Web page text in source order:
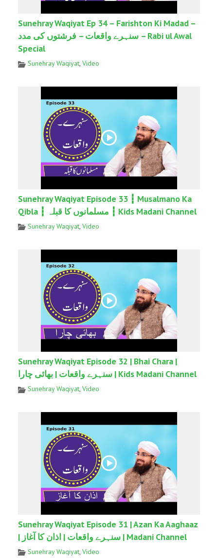
Sunehray Waqiyat Ep 34 – Farishton Ki Madad –
سنہرے واقعات – فرشتوں کی مدد – Rabi ul Awal
Special
Sunehray Waqiyat, Video
Sunehray Waqiyat Episode 33 ┇ Musalmano Ka
Qibla ┇ مسلمانوں کا قبلہ ┇ Kids Madani Channel
Sunehray Waqiyat, Video
Sunehray Waqiyat Episode 32 | Bhai Chara |
سنہرے واقعات | بھائی چارا | Kids Madani Channel
Sunehray Waqiyat, Video
Sunehray Waqiyat Episode 31 | Azan Ka Aaghaaz
| سنہرے واقعات | اذان کا آغاز | Madani Channel
Sunehray Waqiyat, Video